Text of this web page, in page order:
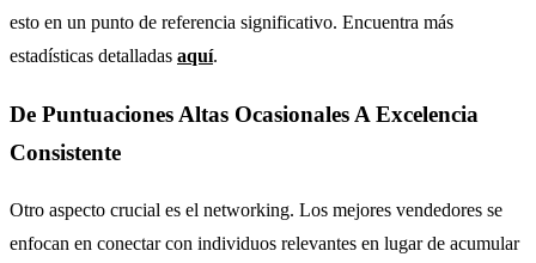
esto en un punto de referencia significativo. Encuentra más
estadísticas detalladas aquí.
De Puntuaciones Altas Ocasionales A Excelencia
Consistente
Otro aspecto crucial es el networking. Los mejores vendedores se
enfocan en conectar con individuos relevantes en lugar de acumular